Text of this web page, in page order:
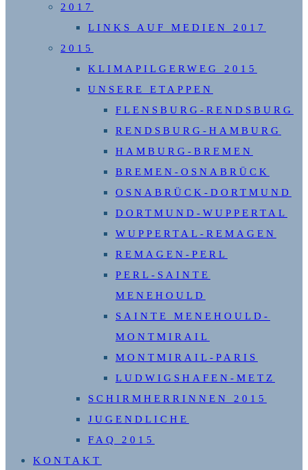
2017
LINKS AUF MEDIEN 2017
2015
KLIMAPILGERWEG 2015
UNSERE ETAPPEN
FLENSBURG-RENDSBURG
RENDSBURG-HAMBURG
HAMBURG-BREMEN
BREMEN-OSNABRÜCK
OSNABRÜCK-DORTMUND
DORTMUND-WUPPERTAL
WUPPERTAL-REMAGEN
REMAGEN-PERL
PERL-SAINTE
MENEHOULD
SAINTE MENEHOULD-
MONTMIRAIL
MONTMIRAIL-PARIS
LUDWIGSHAFEN-METZ
SCHIRMHERRINNEN 2015
JUGENDLICHE
FAQ 2015
KONTAKT